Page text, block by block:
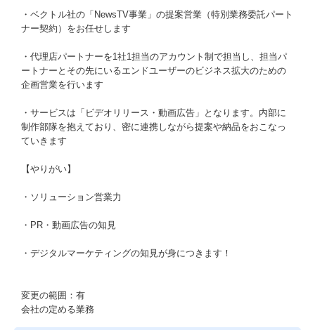
・ベクトル社の「NewsTV事業」の提案営業（特別業務委託パート
ナー契約）をお任せします
・代理店パートナーを1社1担当のアカウント制で担当し、担当パ
ートナーとその先にいるエンドユーザーのビジネス拡大のための
企画営業を行います
・サービスは「ビデオリリース・動画広告」となります。内部に
制作部隊を抱えており、密に連携しながら提案や納品をおこなっ
ていきます
【やりがい】
・ソリューション営業力
・PR・動画広告の知見
・デジタルマーケティングの知見が身につきます！
変更の範囲：有
会社の定める業務